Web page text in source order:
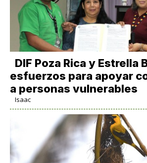
DIF Poza Rica y Estrella
esfuerzos para apoyar
a personas vulnerables
Isaac